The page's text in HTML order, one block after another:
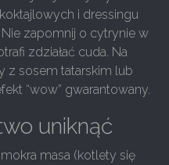
i dressingu
zapomnij o cytrynie w
zdziałać cuda. Na
z sosem tatarskim lub
“wow” gwarantowany.
uniknąć
masa (kotlety się